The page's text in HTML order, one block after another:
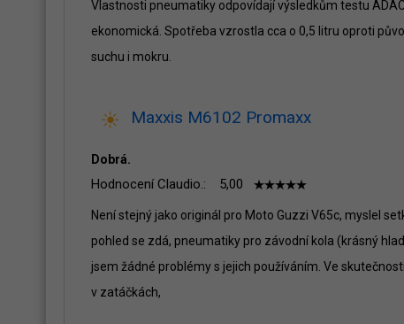
Vlastnosti pneumatiky odpovídají výsledkům testu
ekonomická. Spotřeba vzrostla cca o 0,5 litru oproti
suchu i mokru.
Maxxis M6102 Promaxx
Dobrá.
Hodnocení Claudio.: 5,00
Není stejný jako originál pro Moto Guzzi V65c, myslel
pohled se zdá, pneumatiky pro závodní kola (krásný
jsem žádné problémy s jejich používáním. Ve
v zatáčkách,